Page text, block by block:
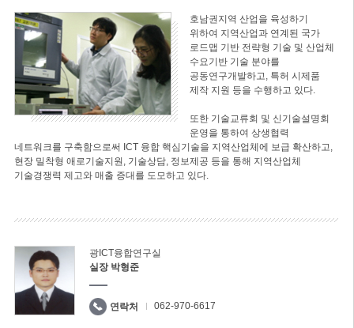
호남권지역 산업을 육성하기
위하여 지역산업과 연계된 국가
로드맵 기반 전략형 기술 및 산업체
수요기반 기술 분야를
공동연구개발하고, 특허 시제품
제작 지원 등을 수행하고 있다.
또한 기술교류회 및 신기술설명회
운영을 통하여 상생협력
네트워크를 구축함으로써 ICT 융합 핵심기술을 지역산업체에 보급 확산하고,
현장 밀착형 애로기술지원, 기술상담, 정보제공 등을 통해 지역산업체
기술경쟁력 제고와 매출 증대를 도모하고 있다.
광ICT융합연구실
실장 박형준
연락처 062-970-6617